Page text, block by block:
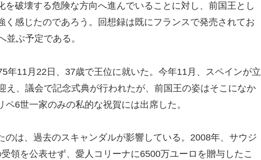
を破壊する危険な方向へ進んでいることに対し、前国王とし
く感じたのであろう。回想録は既にフランスで発売されてお
並ぶ予定である。
年11月22日、37歳で王位に就いた。今年11月、スペインが立
え、議会で記念式典が行われたが、前国王の姿はそこになか
6世一家のみの私的な祝賀には出席した。
のは、過去のスキャンダルが影響している。2008年、サウジ
領を公表せず、愛人コリーナに6500万ユーロを贈与したこ